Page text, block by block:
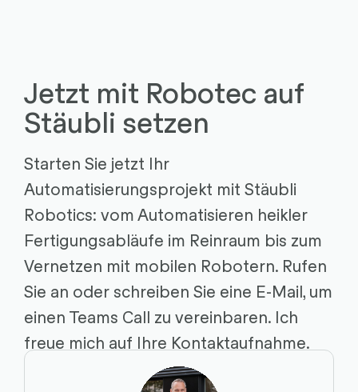
Jetzt mit Robotec auf
Stäubli setzen
Starten Sie jetzt Ihr
Automatisierungsprojekt mit Stäubli
Robotics: vom Automatisieren heikler
Fertigungsabläufe im Reinraum bis zum
Vernetzen mit mobilen Robotern. Rufen
Sie an oder schreiben Sie eine E-Mail, um
einen Teams Call zu vereinbaren. Ich
freue mich auf Ihre Kontaktaufnahme.